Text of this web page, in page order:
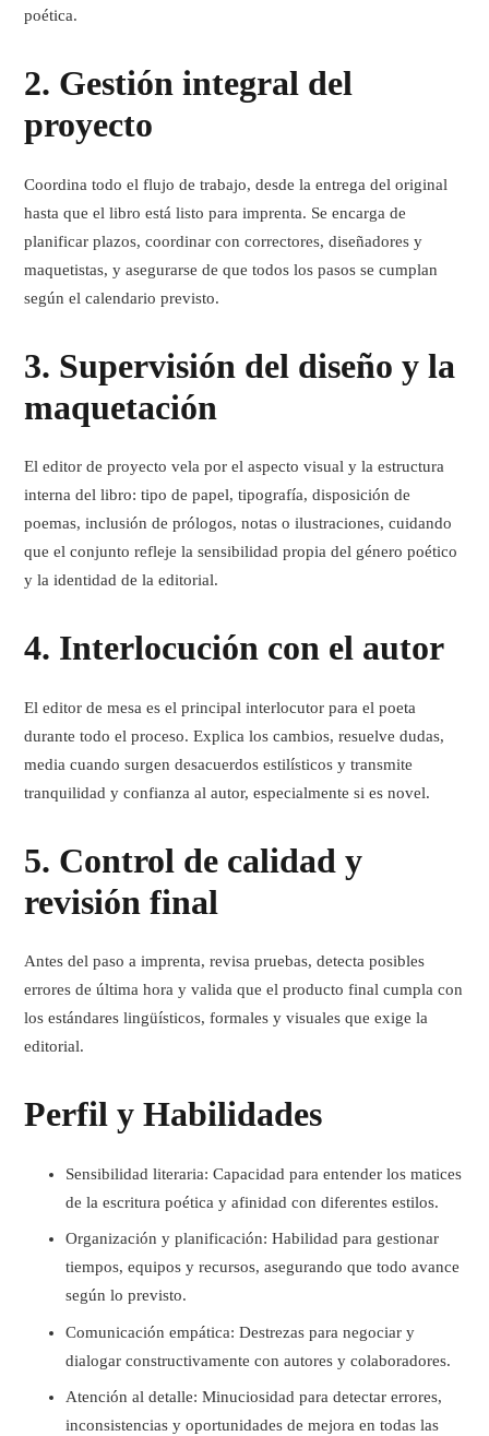
poética.
2. Gestión integral del
proyecto
Coordina todo el flujo de trabajo, desde la entrega del original
hasta que el libro está listo para imprenta. Se encarga de
planificar plazos, coordinar con correctores, diseñadores y
maquetistas, y asegurarse de que todos los pasos se cumplan
según el calendario previsto.
3. Supervisión del diseño y la
maquetación
El editor de proyecto vela por el aspecto visual y la estructura
interna del libro: tipo de papel, tipografía, disposición de
poemas, inclusión de prólogos, notas o ilustraciones, cuidando
que el conjunto refleje la sensibilidad propia del género poético
y la identidad de la editorial.
4. Interlocución con el autor
El editor de mesa es el principal interlocutor para el poeta
durante todo el proceso. Explica los cambios, resuelve dudas,
media cuando surgen desacuerdos estilísticos y transmite
tranquilidad y confianza al autor, especialmente si es novel.
5. Control de calidad y
revisión final
Antes del paso a imprenta, revisa pruebas, detecta posibles
errores de última hora y valida que el producto final cumpla con
los estándares lingüísticos, formales y visuales que exige la
editorial.
Perfil y Habilidades
Sensibilidad literaria: Capacidad para entender los matices
de la escritura poética y afinidad con diferentes estilos.
Organización y planificación: Habilidad para gestionar
tiempos, equipos y recursos, asegurando que todo avance
según lo previsto.
Comunicación empática: Destrezas para negociar y
dialogar constructivamente con autores y colaboradores.
Atención al detalle: Minuciosidad para detectar errores,
inconsistencias y oportunidades de mejora en todas las